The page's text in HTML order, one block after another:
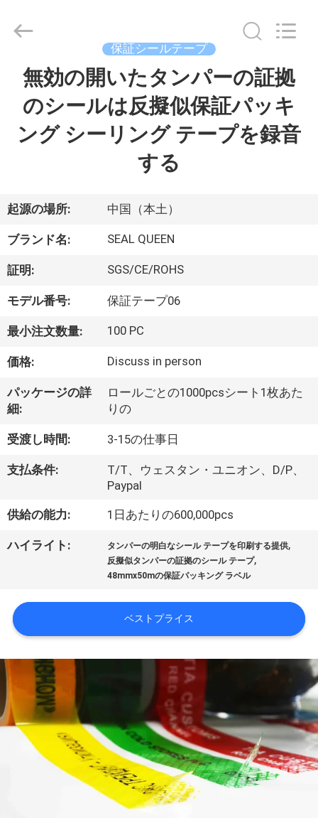
プ
ク
ト
私
達
つ
い
て
工
場
旅
品
管
理
Packing
Material
保証シールテープ
無効の開いたタンパーの証拠
のシールは反擬似保証パッキ
ング シーリング テープを録音
する
起源の場所: 中国（本土）
ブランド名: SEAL QUEEN
証明: SGS/CE/ROHS
モデル番号: 保証テープ06
最小注文数量: 100 PC
価格: Discuss in person
パッケージの詳
細:
ロールごとの1000pcsシート1枚あた
りの
受渡し時間: 3-15の仕事日
支払条件:
T/T、ウェスタン・ユニオン、D/P、
Paypal
供給の能力: 1日あたりの600,000pcs
ハイライト: タンパーの明白なシール テープを印刷する提供,
反擬似タンパーの証拠のシール テープ,
48mmx50mの保証パッキング ラベル
ベストプライス